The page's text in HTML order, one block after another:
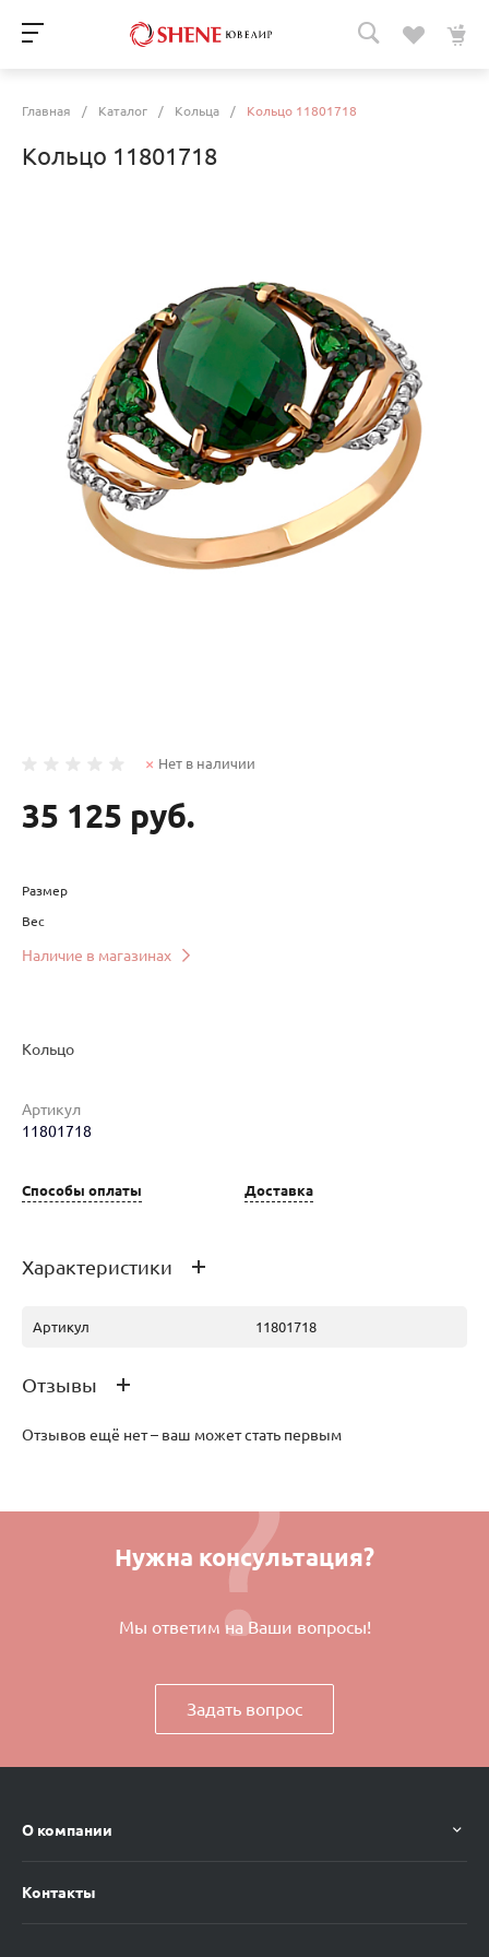
Главная / Каталог / Кольца / Кольцо 11801718
Кольцо 11801718
Нет в наличии
35 125 руб.
Размер
Вес
Наличие в магазинах
Наименование товара
Кольцо
Артикул
11801718
Способы оплаты Доставка
Характеристики
Артикул 11801718
Отзывы
Отзывов ещё нет – ваш может стать первым
Нужна консультация?
Мы ответим на Ваши вопросы!
Задать вопрос
О компании
Контакты